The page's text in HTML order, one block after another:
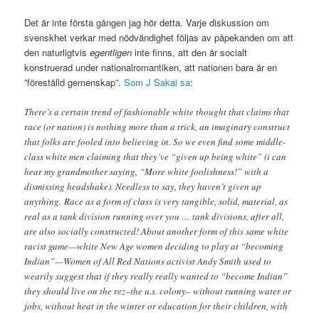
Det är inte första gången jag hör detta. Varje diskussion om
svenskhet verkar med nödvändighet följas av påpekanden om att
den naturligtvisegentligen inte finns, att den är socialt
konstruerad under nationalromantiken, att nationen bara är en
”föreställd gemenskap”.Som J Sakai sa:
There’s a certain trend of fashionable white thought that claims that
race (or nation) is nothing more than a trick, an imaginary construct
that folks are fooled into believing in. So we even find some middle-
class white men claiming that they’ve “given up being white” (i can
hear my grandmother saying, “More white foolishness!” with a
dismissing headshake). Needless to say, they haven’t given up
anything. Race as a form of class is very tangible, solid, material, as
real as a tank division running over you … tank divisions, after all,
are also socially constructed! About another form of this same white
racist game—white New Age women deciding to play at “becoming
Indian”—Women of All Red Nations activist Andy Smith used to
wearily suggest that if they really really wanted to “become Indian”
they should live on the rez–the u.s. colony– without running water or
jobs, without heat in the winter or education for their children, with